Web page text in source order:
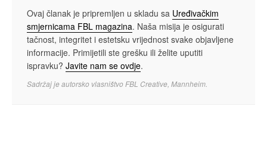
Ovaj članak je pripremljen u skladu sa Uređivačkim
smjernicama FBL magazina. Naša misija je osigurati
tačnost, integritet i estetsku vrijednost svake objavljene
informacije. Primijetili ste grešku ili želite uputiti
ispravku? Javite nam se ovdje.
Sadržaj je autorsko vlasništvo FBL Creative, Mannheim.